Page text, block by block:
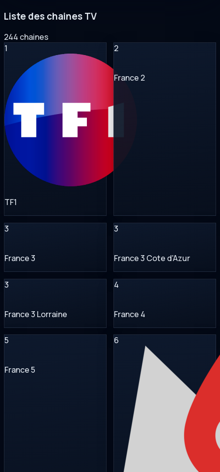
Liste des chaines TV
244 chaines
1
TF1
2
France 2
3
France 3
3
France 3 Cote d'Azur
3
France 3 Lorraine
4
France 4
5
France 5
6